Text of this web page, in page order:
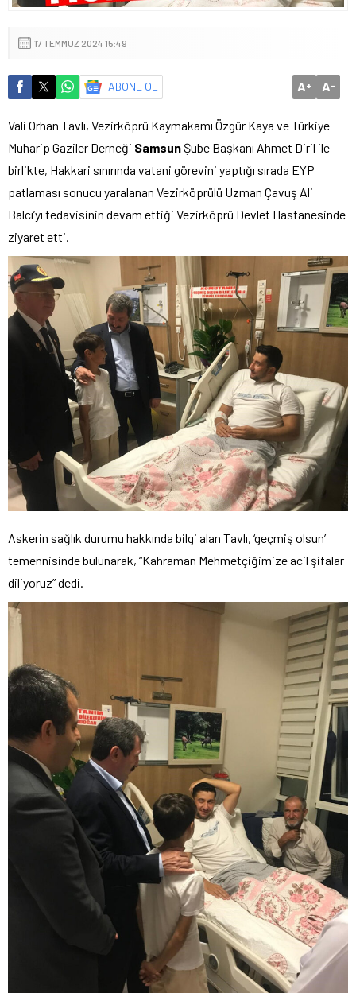
17 TEMMUZ 2024 15:49
ABONE OL A+ A-
Vali Orhan Tavlı, Vezirköprü Kaymakamı Özgür Kaya ve Türkiye
Muharip Gaziler Derneği SamsunŞube Başkanı Ahmet Diril ile
birlikte, Hakkari sınırında vatani görevini yaptığı sırada EYP
patlaması sonucu yaralanan Vezirköprülü Uzman Çavuş Ali
Balcı’yı tedavisinin devam ettiği Vezirköprü Devlet Hastanesinde
ziyaret etti.
Askerin sağlık durumu hakkında bilgi alan Tavlı, ‘geçmiş olsun’
temennisinde bulunarak, “Kahraman Mehmetçiğimize acil şifalar
diliyoruz” dedi.